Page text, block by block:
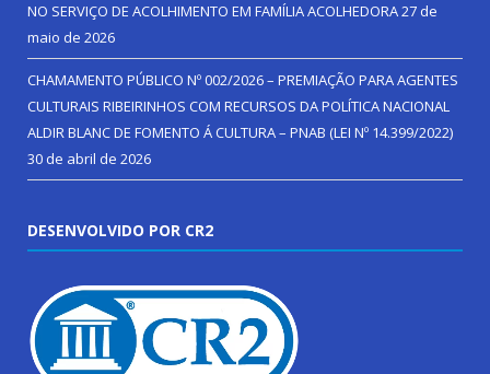
NO SERVIÇO DE ACOLHIMENTO EM FAMÍLIA ACOLHEDORA27 de
maio de 2026
CHAMAMENTO PÚBLICO Nº 002/2026 – PREMIAÇÃO PARA AGENTES
CULTURAIS RIBEIRINHOS COM RECURSOS DA POLÍTICA NACIONAL
ALDIR BLANC DE FOMENTO Á CULTURA – PNAB (LEI Nº 14.399/2022)
30 de abril de 2026
DESENVOLVIDO POR CR2